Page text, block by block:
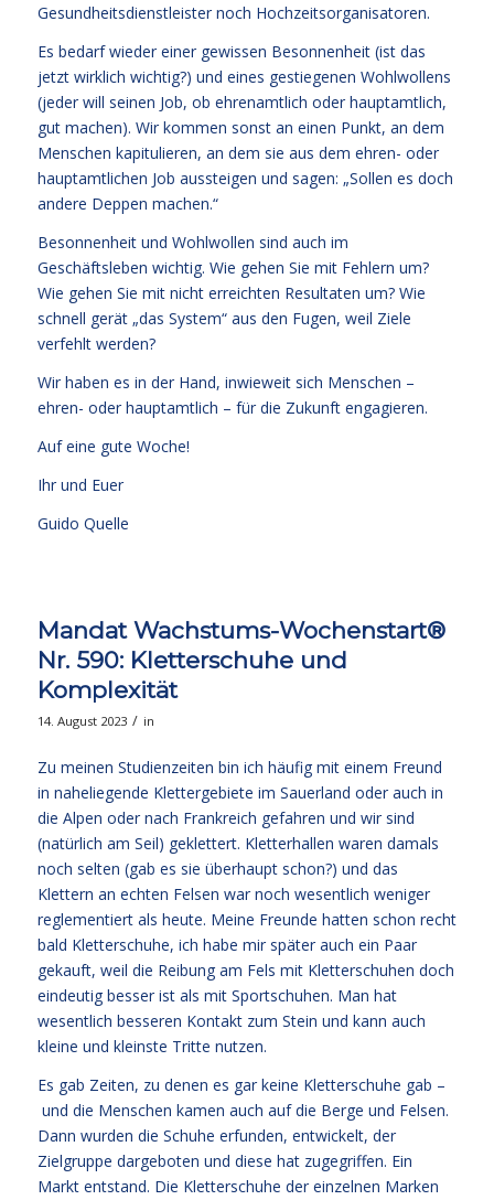
Gesundheitsdienstleister noch Hochzeitsorganisatoren.
Es bedarf wieder einer gewissen Besonnenheit (ist das
jetzt wirklich wichtig?) und eines gestiegenen Wohlwollens
(jeder will seinen Job, ob ehrenamtlich oder hauptamtlich,
gut machen). Wir kommen sonst an einen Punkt, an dem
Menschen kapitulieren, an dem sie aus dem ehren- oder
hauptamtlichen Job aussteigen und sagen: „Sollen es doch
andere Deppen machen.“
Besonnenheit und Wohlwollen sind auch im
Geschäftsleben wichtig. Wie gehen Sie mit Fehlern um?
Wie gehen Sie mit nicht erreichten Resultaten um? Wie
schnell gerät „das System“ aus den Fugen, weil Ziele
verfehlt werden?
Wir haben es in der Hand, inwieweit sich Menschen –
ehren- oder hauptamtlich – für die Zukunft engagieren.
Auf eine gute Woche!
Ihr und Euer
Guido Quelle
Mandat Wachstums-Wochenstart®
Nr. 590: Kletterschuhe und
Komplexität
14. August 2023 / in
Zu meinen Studienzeiten bin ich häufig mit einem Freund
in naheliegende Klettergebiete im Sauerland oder auch in
die Alpen oder nach Frankreich gefahren und wir sind
(natürlich am Seil) geklettert. Kletterhallen waren damals
noch selten (gab es sie überhaupt schon?) und das
Klettern an echten Felsen war noch wesentlich weniger
reglementiert als heute. Meine Freunde hatten schon recht
bald Kletterschuhe, ich habe mir später auch ein Paar
gekauft, weil die Reibung am Fels mit Kletterschuhen doch
eindeutig besser ist als mit Sportschuhen. Man hat
wesentlich besseren Kontakt zum Stein und kann auch
kleine und kleinste Tritte nutzen.
Es gab Zeiten, zu denen es gar keine Kletterschuhe gab –
und die Menschen kamen auch auf die Berge und Felsen.
Dann wurden die Schuhe erfunden, entwickelt, der
Zielgruppe dargeboten und diese hat zugegriffen. Ein
Markt entstand. Die Kletterschuhe der einzelnen Marken